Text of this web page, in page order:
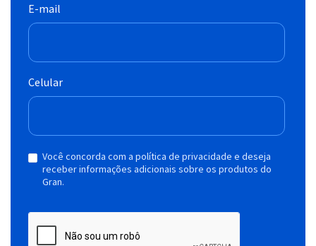
E-mail
Celular
Você concorda com a política de privacidade e deseja
receber informações adicionais sobre os produtos do
Gran.